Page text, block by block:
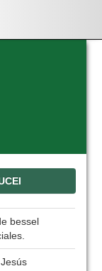
bessel